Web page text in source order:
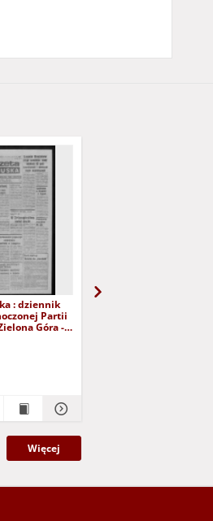
: dziennik
Partii
Góra -
Więcej